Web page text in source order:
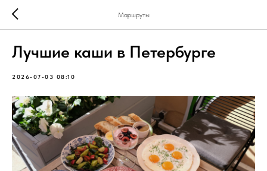
Маршруты
Лучшие каши в Петербурге
2026-07-03 08:10